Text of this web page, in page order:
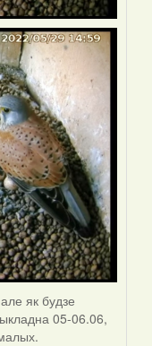
як будзе
05-06.06,